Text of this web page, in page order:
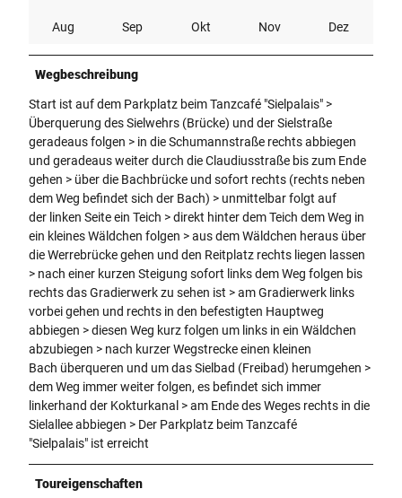
Aug Sep Okt Nov Dez
Wegbeschreibung
Start ist auf dem Parkplatz beim Tanzcafé "Sielpalais" >
Überquerung des Sielwehrs (Brücke) und der Sielstraße
geradeaus folgen > in die Schumannstraße rechts abbiegen
und geradeaus weiter durch die Claudiusstraße bis zum Ende
gehen > über die Bachbrücke und sofort rechts (rechts neben
dem Weg befindet sich der Bach) > unmittelbar folgt auf
der linken Seite ein Teich > direkt hinter dem Teich dem Weg in
ein kleines Wäldchen folgen > aus dem Wäldchen heraus über
die Werrebrücke gehen und den Reitplatz rechts liegen lassen
> nach einer kurzen Steigung sofort links dem Weg folgen bis
rechts das Gradierwerk zu sehen ist > am Gradierwerk links
vorbei gehen und rechts in den befestigten Hauptweg
abbiegen > diesen Weg kurz folgen um links in ein Wäldchen
abzubiegen > nach kurzer Wegstrecke einen kleinen
Bach überqueren und um das Sielbad (Freibad) herumgehen >
dem Weg immer weiter folgen, es befindet sich immer
linkerhand der Kokturkanal > am Ende des Weges rechts in die
Sielallee abbiegen > Der Parkplatz beim Tanzcafé
"Sielpalais" ist erreicht
Toureigenschaften